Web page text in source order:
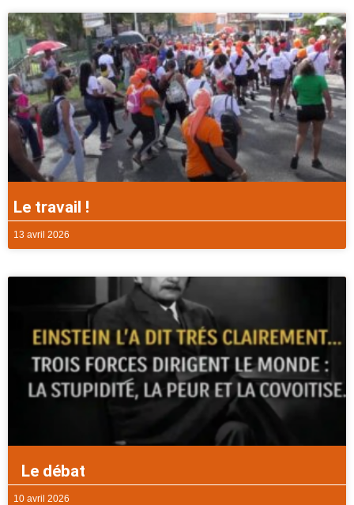
Le travail !
13 avril 2026
Le débat
10 avril 2026